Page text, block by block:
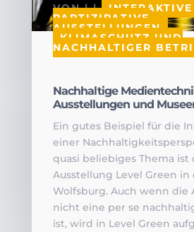
VON||
PARTIZIPATIVE
AUSSTELLUNGEN ,
KLIMASCHUTZ UND
NACHHALTIGER
Nachhaltige
Ausstellungen und
Ein gutes Beispiel für die
einer
quasi beliebiges Thema ist
Ausstellung Level Green
Wolfsburg. Auch wenn die
nicht eine per se
ist, wird in Level Green